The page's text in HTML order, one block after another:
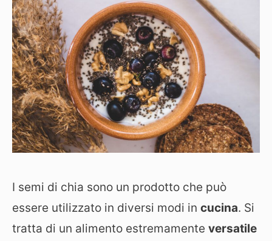
I semi di chia sono un prodotto che può
essere utilizzato in diversi modi in cucina. Si
tratta di un alimento estremamente versatile